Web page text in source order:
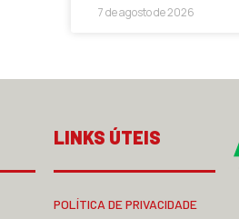
7 de agosto de 2026
LINKS ÚTEIS
POLÍTICA DE PRIVACIDADE